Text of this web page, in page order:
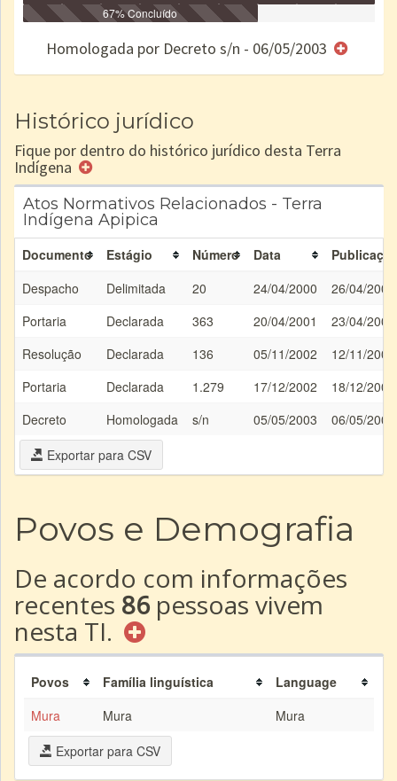
IdentificaçãoIdentificadaDeclaradaReservadaHomologadaRegistrada
e/ou
67% Concluído
Homologada por Decreto s/n - 06/05/2003
Histórico jurídico
Fique por dentro do histórico jurídico desta Terra
Indígena
Atos Normativos Relacionados - Terra
Indígena Apipica
Documento Estágio Número Data
Despacho
Delimitada 20 24/04/2000
26/04/2000
Portaria
Declarada 363 20/04/2001
23/04/2001
Resolução
Declarada 136 05/11/2002
12/11/2002
Portaria
Declarada 1.279 17/12/2002
18/12/2002
Decreto
Homologada s/n 05/05/2003
06/05/2003
Exportar para CSV
Povos e Demografia
De acordo com informações
recentes 86 pessoas vivem
nesta TI.
Povos Família linguística
Language
Mura
Mura
Mura
Exportar para CSV